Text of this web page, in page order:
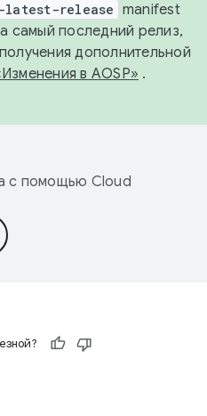
latest-release manifest
самый последний релиз,
дополнительной
в AOSP» .
с помощью Cloud